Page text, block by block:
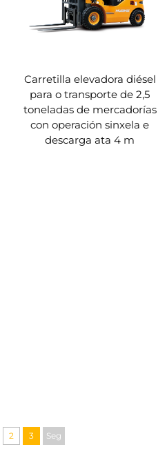
Carretilla elevadora diésel
para o transporte de 2,5
toneladas de mercadorías
con operación sinxela e
descarga ata 4 m
2 3 Seg